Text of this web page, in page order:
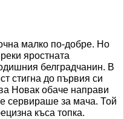
малко по-добре. Но
яростната
белградчанин. В
стигна до първия си
Новак обаче направи
сервираше за мача. Той
къса топка.